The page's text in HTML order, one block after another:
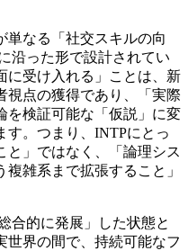
単なる「社交スキルの向
沿った形で設計されてい
に受け入れる」ことは、新
視点の獲得であり、「実際
を検証可能な「仮説」に変
す。つまり、INTPにとっ
と」ではなく、「論理シス
雑系まで拡張すること」
合的に発展」した状態と
世界の間で、持続可能なフ